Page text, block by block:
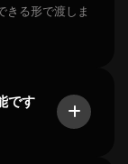
きる形で渡しま
です